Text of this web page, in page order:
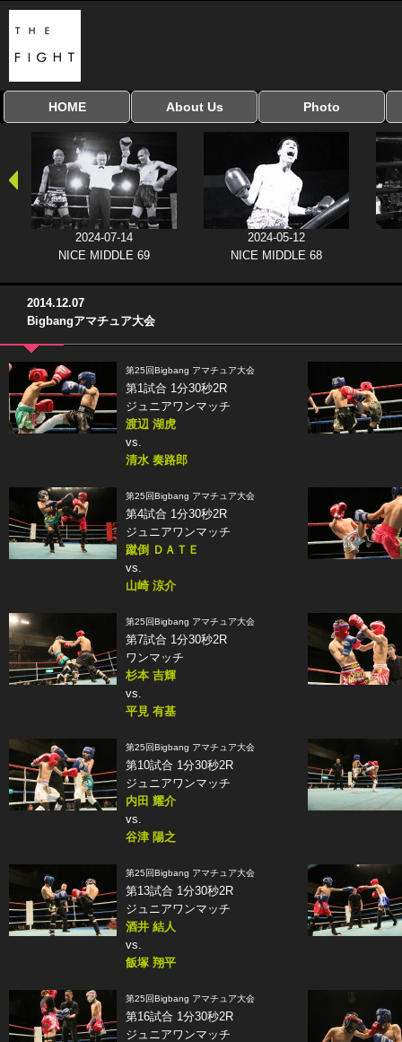
HOME
全興行を表示
ナイスミドル
アマチュアキック
協議会
全日本学生キック
建武館キッズ大会
おやじファイト
About Us Photo
写真のサイズ
お受け取り方法
無料ダウンロード
2024-07-14
NICE MIDDLE 69
2024-05-12
NICE MIDDLE 68
2014.12.07
Bigbangアマチュア大会
第25回Bigbang アマチュア大会
第1試合 1分30秒2R
ジュニアワンマッチ
渡辺 湖虎
vs.
清水 奏路郎
第25回Bigbang アマチュア大会
第4試合 1分30秒2R
ジュニアワンマッチ
蹴倒 ＤＡＴＥ
vs.
山崎 涼介
第25回Bigbang アマチュア大会
第7試合 1分30秒2R
ワンマッチ
杉本 吉輝
vs.
平見 有基
第25回Bigbang アマチュア大会
第10試合 1分30秒2R
ジュニアワンマッチ
内田 耀介
vs.
谷津 陽之
第25回Bigbang アマチュア大会
第13試合 1分30秒2R
ジュニアワンマッチ
酒井 結人
vs.
飯塚 翔平
第25回Bigbang アマチュア大会
第16試合 1分30秒2R
ジュニアワンマッチ